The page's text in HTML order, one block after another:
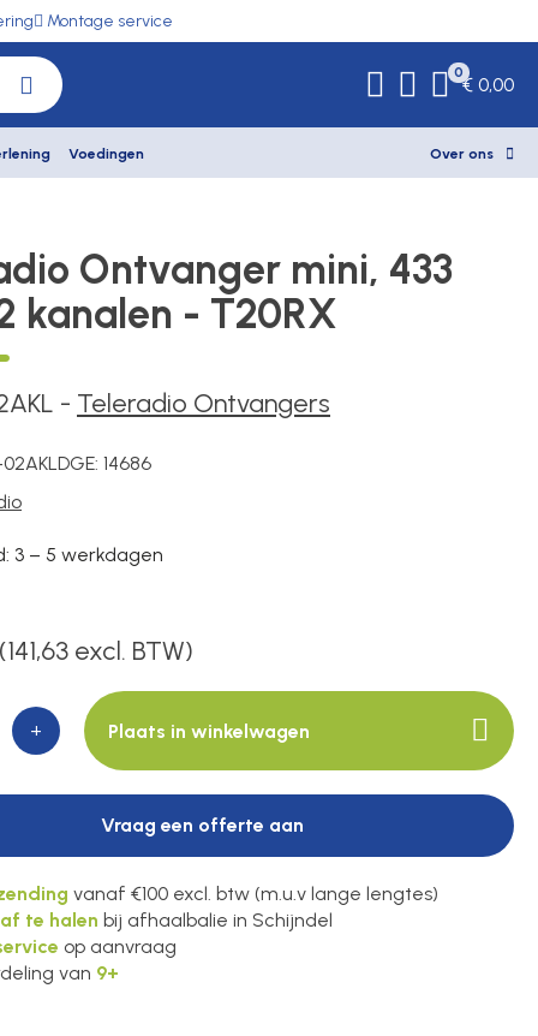
Montage service
0
€ 0,00
Voedingen Over ons
Ontvanger mini, 433
kanalen - T20RX
- Teleradio Ontvangers
DGE: 14686
3 – 5 werkdagen
(141,63 excl. BTW)
+ Plaats in winkelwagen
Vraag een offerte aan
vanaf €100 excl. btw (m.u.v lange lengtes)
te halen bij afhaalbalie in Schijndel
op aanvraag
van 9+